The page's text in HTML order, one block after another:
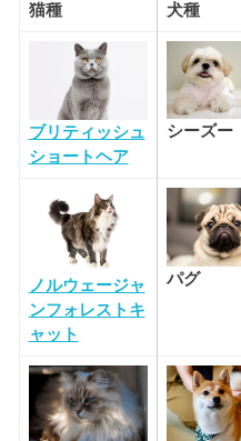
猫種 犬種
ブリティッシュ
ショートヘア
シーズー
ノルウェージャ
ンフォレストキ
ャット
パグ